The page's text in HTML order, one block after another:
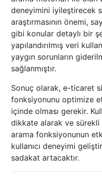
deneyimini iyileştirecek
araştırmasının önemi,
gibi konular detaylı bir
yapılandırılmış veri
yaygın sorunların
sağlanmıştır.
Sonuç olarak, e-ticaret
fonksiyonunu optimize
içinde olması gerekir.
dikkate alarak ve
arama fonksiyonunun
kullanıcı deneyimi
sadakat artacaktır.